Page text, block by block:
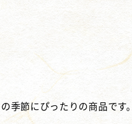
季節にぴったりの商品です。